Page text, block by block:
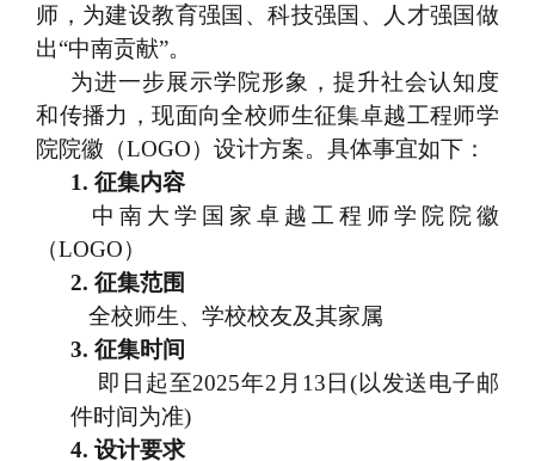
师，为建设教育强国、科技强国、人才强国做
出“中南贡献”。
为进一步展示学院形象，提升社会认知度
和传播力，现面向全校师生征集卓越工程师学
院院徽（LOGO）设计方案。具体事宜如下：
1.征集内容
中南大学国家卓越工程师学院院徽
（LOGO）
2.征集范围
全校师生、学校校友及其家属
3.征集时间
即日起至2025年2 月 13日(以发送电子邮
件时间为准)
4.设计要求